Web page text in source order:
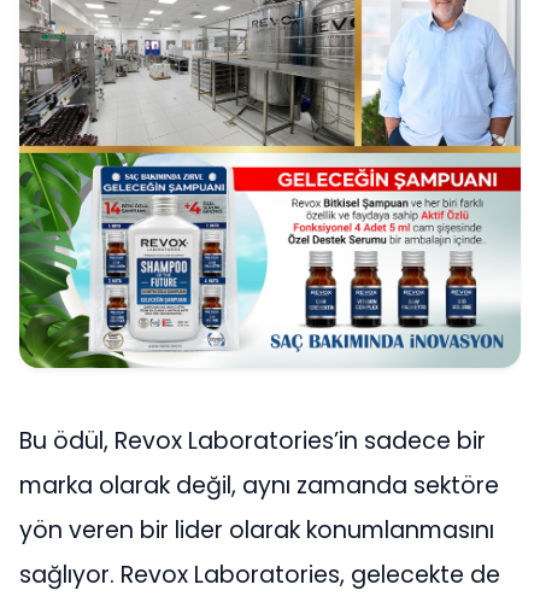
Bu ödül, Revox Laboratories’in sadece bir
marka olarak değil, aynı zamanda sektöre
yön veren bir lider olarak konumlanmasını
sağlıyor. Revox Laboratories, gelecekte de